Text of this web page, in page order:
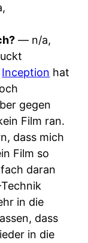
— n/a,
Inception hat
gegen
Film ran.
dass mich
Film so
daran
in die
dass
in die